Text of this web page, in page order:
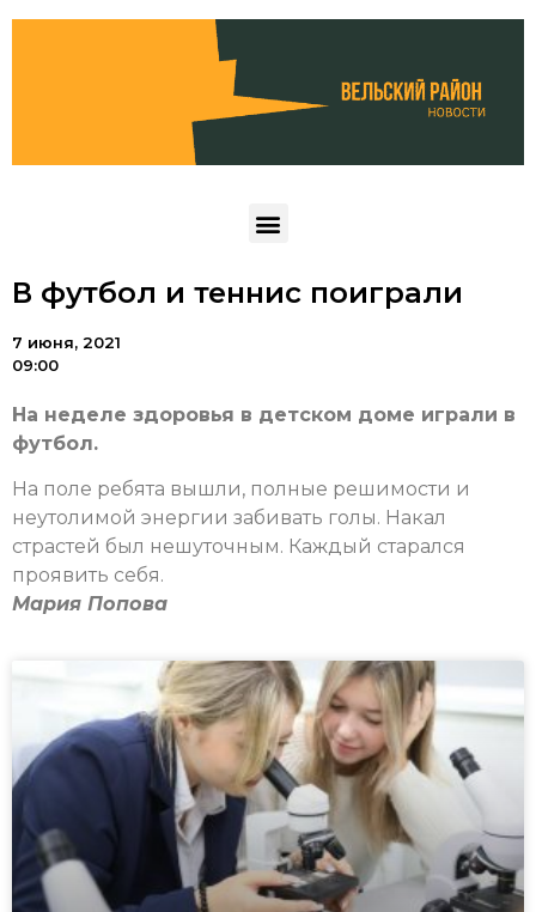
В футбол и теннис поиграли
7 июня, 2021
09:00
На неделе здоровья в детском доме играли в
футбол.
На поле ребята вышли, полные решимости и
неутолимой энергии забивать голы. Накал
страстей был нешуточным. Каждый старался
проявить себя.
Мария Попова